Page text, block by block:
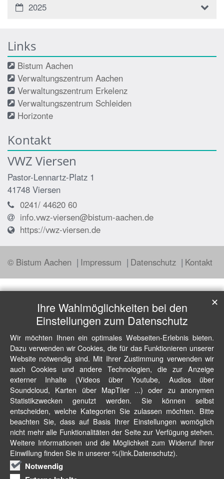
2025
Links
Bistum Aachen
Verwaltungszentrum Aachen
Verwaltungszentrum Erkelenz
Verwaltungszentrum Schleiden
Horizonte
Kontakt
VWZ Viersen
Pastor-Lennartz-Platz 1
41748 Viersen
0241/ 44620 60
info.vwz-viersen@bistum-aachen.de
https://vwz-viersen.de
© Bistum Aachen Impressum Datenschutz Kontakt
Ihre Wahlmöglichkeiten bei den
Einstellungen zum Datenschutz
Wir möchten Ihnen ein optimales Webseiten-Erlebnis bieten.
Dazu verwenden wir Cookies, die für das Funktionieren unserer
Website notwendig sind. Mit Ihrer Zustimmung verwenden wir
auch Cookies und andere Technologien, die zur Anzeige
externer Inhalte (Videos über Youtube, Audios über
Soundcloud, Karten über MapTiler ...) oder zu anonymen
Statistikzwecken genutzt werden. Sie können selbst
entscheiden, welche Kategorien Sie zulassen möchten. Bitte
beachten Sie, dass auf Basis Ihrer Einstellungen womöglich
nicht mehr alle Funktionalitäten der Seite zur Verfügung stehen.
Weitere Informationen und die Möglichkeit zum Widerruf Ihrer
Einwillung finden Sie in unserer %(link.Datenschutz).
Notwendig
✕